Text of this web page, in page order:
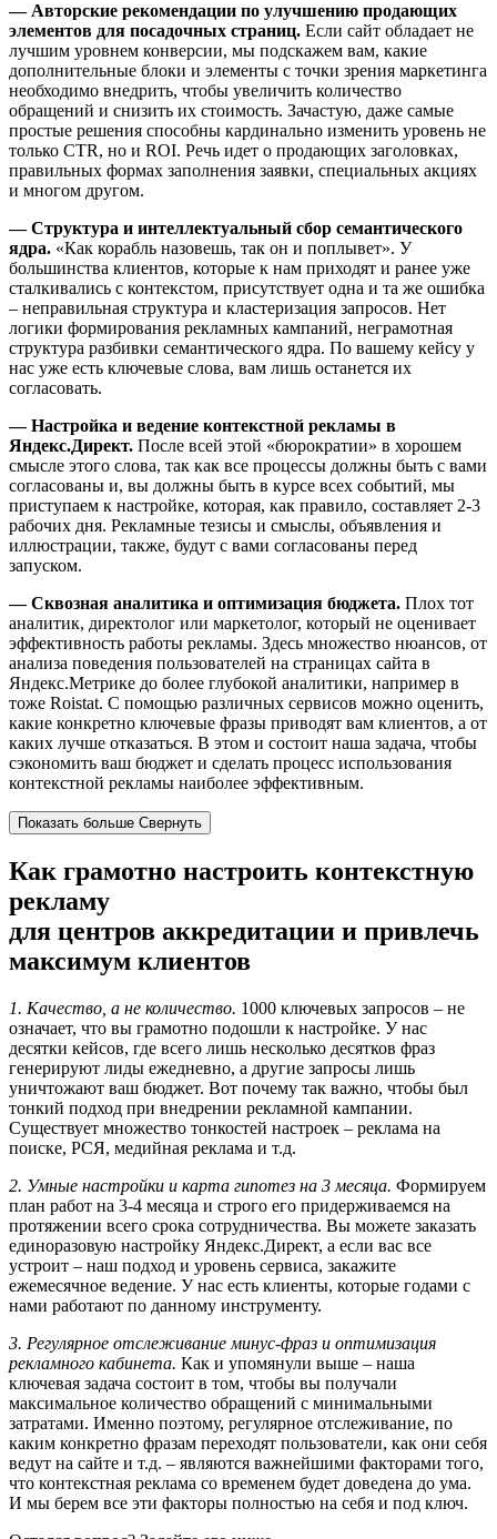
— Авторские рекомендации по улучшению продающих
элементов для посадочных страниц. Если сайт обладает не
лучшим уровнем конверсии, мы подскажем вам, какие
дополнительные блоки и элементы с точки зрения маркетинга
необходимо внедрить, чтобы увеличить количество
обращений и снизить их стоимость. Зачастую, даже самые
простые решения способны кардинально изменить уровень не
только CTR, но и ROI. Речь идет о продающих заголовках,
правильных формах заполнения заявки, специальных акциях
и многом другом.
— Структура и интеллектуальный сбор семантического
ядра. «Как корабль назовешь, так он и поплывет». У
большинства клиентов, которые к нам приходят и ранее уже
сталкивались с контекстом, присутствует одна и та же ошибка
– неправильная структура и кластеризация запросов. Нет
логики формирования рекламных кампаний, неграмотная
структура разбивки семантического ядра. По вашему кейсу у
нас уже есть ключевые слова, вам лишь останется их
согласовать.
— Настройка и ведение контекстной рекламы в
Яндекс.Директ. После всей этой «бюрократии» в хорошем
смысле этого слова, так как все процессы должны быть с вами
согласованы и, вы должны быть в курсе всех событий, мы
приступаем к настройке, которая, как правило, составляет 2-3
рабочих дня. Рекламные тезисы и смыслы, объявления и
иллюстрации, также, будут с вами согласованы перед
запуском.
— Сквозная аналитика и оптимизация бюджета. Плох тот
аналитик, директолог или маркетолог, который не оценивает
эффективность работы рекламы. Здесь множество нюансов, от
анализа поведения пользователей на страницах сайта в
Яндекс.Метрике до более глубокой аналитики, например в
тоже Roistat. С помощью различных сервисов можно оценить,
какие конкретно ключевые фразы приводят вам клиентов, а от
каких лучше отказаться. В этом и состоит наша задача, чтобы
сэкономить ваш бюджет и сделать процесс использования
контекстной рекламы наиболее эффективным.
Показать больше Свернуть
Как грамотно настроить контекстную
рекламу
для центров аккредитации и привлечь
максимум клиентов
1. Качество, а не количество. 1000 ключевых запросов – не
означает, что вы грамотно подошли к настройке. У нас
десятки кейсов, где всего лишь несколько десятков фраз
генерируют лиды ежедневно, а другие запросы лишь
уничтожают ваш бюджет. Вот почему так важно, чтобы был
тонкий подход при внедрении рекламной кампании.
Существует множество тонкостей настроек – реклама на
поиске, РСЯ, медийная реклама и т.д.
2. Умные настройки и карта гипотез на 3 месяца. Формируем
план работ на 3-4 месяца и строго его придерживаемся на
протяжении всего срока сотрудничества. Вы можете заказать
единоразовую настройку Яндекс.Директ, а если вас все
устроит – наш подход и уровень сервиса, закажите
ежемесячное ведение. У нас есть клиенты, которые годами с
нами работают по данному инструменту.
3. Регулярное отслеживание минус-фраз и оптимизация
рекламного кабинета. Как и упомянули выше – наша
ключевая задача состоит в том, чтобы вы получали
максимальное количество обращений с минимальными
затратами. Именно поэтому, регулярное отслеживание, по
каким конкретно фразам переходят пользователи, как они себя
ведут на сайте и т.д. – являются важнейшими факторами того,
что контекстная реклама со временем будет доведена до ума.
И мы берем все эти факторы полностью на себя и под ключ.